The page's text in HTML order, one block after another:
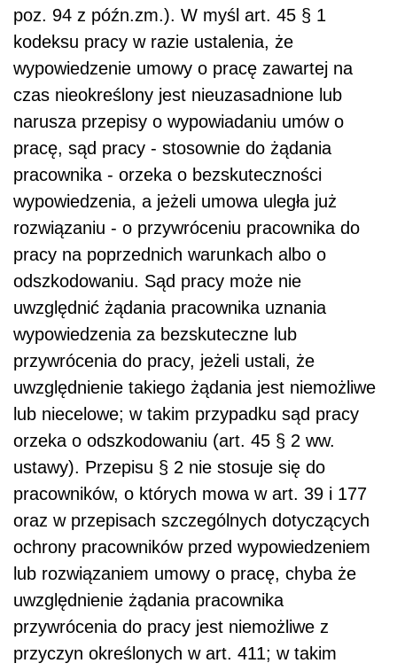
poz. 94 z późn.zm.). W myśl art. 45 § 1
kodeksu pracy w razie ustalenia, że
wypowiedzenie umowy o pracę zawartej na
czas nieokreślony jest nieuzasadnione lub
narusza przepisy o wypowiadaniu umów o
pracę, sąd pracy - stosownie do żądania
pracownika - orzeka o bezskuteczności
wypowiedzenia, a jeżeli umowa uległa już
rozwiązaniu - o przywróceniu pracownika do
pracy na poprzednich warunkach albo o
odszkodowaniu. Sąd pracy może nie
uwzględnić żądania pracownika uznania
wypowiedzenia za bezskuteczne lub
przywrócenia do pracy, jeżeli ustali, że
uwzględnienie takiego żądania jest niemożliwe
lub niecelowe; w takim przypadku sąd pracy
orzeka o odszkodowaniu (art. 45 § 2 ww.
ustawy). Przepisu § 2 nie stosuje się do
pracowników, o których mowa w art. 39 i 177
oraz w przepisach szczególnych dotyczących
ochrony pracowników przed wypowiedzeniem
lub rozwiązaniem umowy o pracę, chyba że
uwzględnienie żądania pracownika
przywrócenia do pracy jest niemożliwe z
przyczyn określonych w art. 411; w takim